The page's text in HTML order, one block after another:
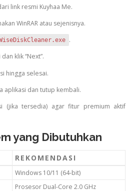
link resmi Kuyhaa Me.
WinRAR atau sejenisnya.
.
klik “Next”.
hingga selesai.
aplikasi dan tutup kembali.
(jika tersedia) agar fitur premium aktif
yang Dibutuhkan
REKOMENDASI
Windows 10/11 (64-bit)
Prosesor Dual-Core 2.0 GHz